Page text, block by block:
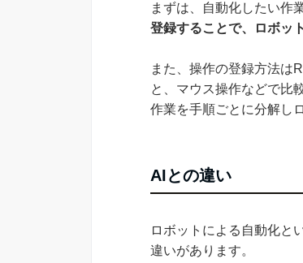
まずは、自動化したい作
登録することで、ロボッ
また、操作の登録方法は
と、マウス操作などで比
作業を手順ごとに分解し
AIとの違い
ロボットによる自動化と
違いがあります。